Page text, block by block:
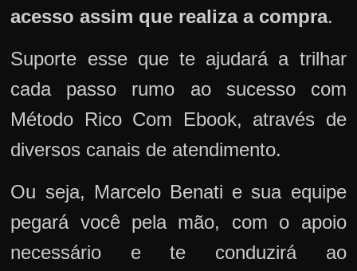
acesso assim que realiza a compra.
Suporte esse que te ajudará a trilhar
cada passo rumo ao sucesso com
Método Rico Com Ebook, através de
diversos canais de atendimento.
Ou seja, Marcelo Benati e sua equipe
pegará você pela mão, com o apoio
necessário e te conduzirá ao